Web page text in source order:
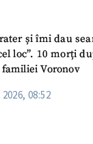
și îmi dau
loc”. 10 morți
Voronov
08:52
anonimă